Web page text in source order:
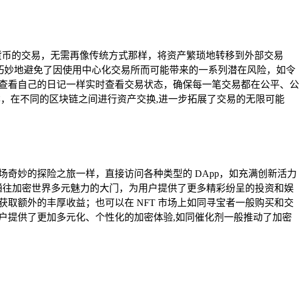
的交易，无需再像传统方式那样，将资产繁琐地转移到外部交易
地避免了因使用中心化交易所而可能带来的一系列潜在风险，如令
自己的日记一样实时查看交易状态，确保每一笔交易都在公平、公
在不同的区块链之间进行资产交换,进一步拓展了交易的无限可能
奇妙的探险之旅一样，直接访问各种类型的 DApp，如充满创新活力
加密世界多元魅力的大门，为用户提供了更多精彩纷呈的投资和娱
取额外的丰厚收益；也可以在 NFT 市场上如同寻宝者一般购买和交
供了更加多元化、个性化的加密体验,如同催化剂一般推动了加密